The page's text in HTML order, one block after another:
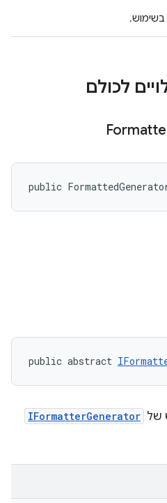
בשימוש.
לכולם
public
public abstract
של IFormatterGenerator